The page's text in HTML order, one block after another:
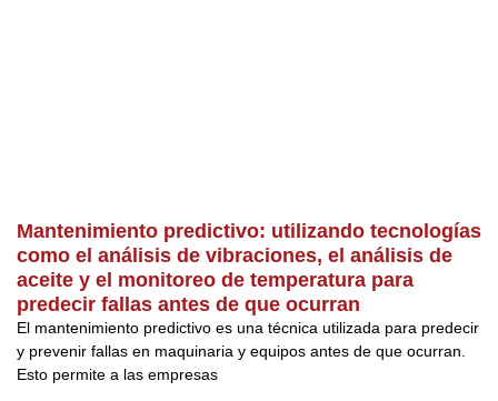
Mantenimiento predictivo: utilizando tecnologías
como el análisis de vibraciones, el análisis de
aceite y el monitoreo de temperatura para
predecir fallas antes de que ocurran
El mantenimiento predictivo es una técnica utilizada para predecir
y prevenir fallas en maquinaria y equipos antes de que ocurran.
Esto permite a las empresas